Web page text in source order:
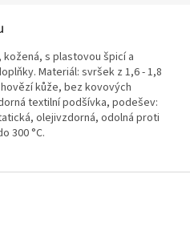
s plastovou špicí a
Materiál: svršek z 1,6 - 1,8
kůže, bez kovových
textilní podšívka, podešev:
olejivzdorná, odolná proti
300 °C.